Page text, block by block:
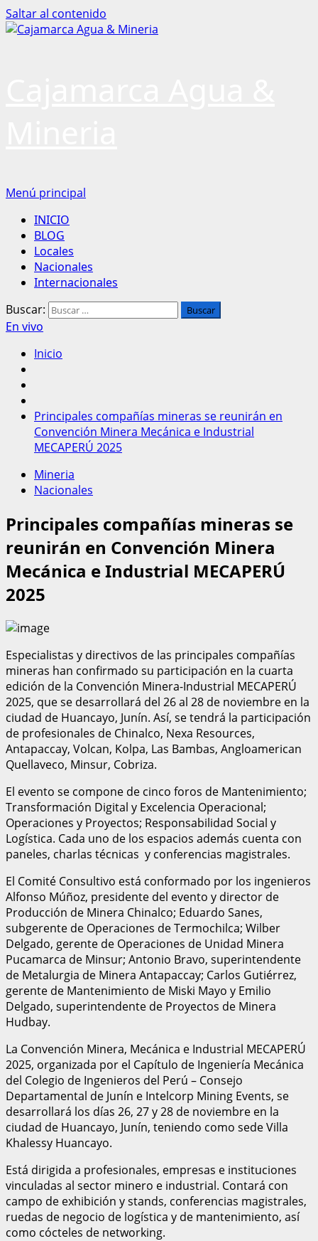
Saltar al contenido
Menú principal
INICIO
BLOG
Locales
Nacionales
Internacionales
Buscar:
En vivo
Inicio
Principales compañías mineras se reunirán en
Convención Minera Mecánica e Industrial
MECAPERÚ 2025
Mineria
Nacionales
Principales compañías mineras se
reunirán en Convención Minera
Mecánica e Industrial MECAPERÚ
2025
Especialistas y directivos de las principales compañías
mineras han confirmado su participación en la cuarta
edición de la Convención Minera-Industrial MECAPERÚ
2025, que se desarrollará del 26 al 28 de noviembre en la
ciudad de Huancayo, Junín. Así, se tendrá la participación
de profesionales de Chinalco, Nexa Resources,
Antapaccay, Volcan, Kolpa, Las Bambas, Angloamerican
Quellaveco, Minsur, Cobriza.
El evento se compone de cinco foros de Mantenimiento;
Transformación Digital y Excelencia Operacional;
Operaciones y Proyectos; Responsabilidad Social y
Logística. Cada uno de los espacios además cuenta con
paneles, charlas técnicas y conferencias magistrales.
El Comité Consultivo está conformado por los ingenieros
Alfonso Múñoz, presidente del evento y director de
Producción de Minera Chinalco; Eduardo Sanes,
subgerente de Operaciones de Termochilca; Wilber
Delgado, gerente de Operaciones de Unidad Minera
Pucamarca de Minsur; Antonio Bravo, superintendente
de Metalurgia de Minera Antapaccay; Carlos Gutiérrez,
gerente de Mantenimiento de Miski Mayo y Emilio
Delgado, superintendente de Proyectos de Minera
Hudbay.
La Convención Minera, Mecánica e Industrial MECAPERÚ
2025, organizada por el Capítulo de Ingeniería Mecánica
del Colegio de Ingenieros del Perú – Consejo
Departamental de Junín e Intelcorp Mining Events, se
desarrollará los días 26, 27 y 28 de noviembre en la
ciudad de Huancayo, Junín, teniendo como sede Villa
Khalessy Huancayo.
Está dirigida a profesionales, empresas e instituciones
vinculadas al sector minero e industrial. Contará con
campo de exhibición y stands, conferencias magistrales,
ruedas de negocio de logística y de mantenimiento, así
como cócteles de networking.